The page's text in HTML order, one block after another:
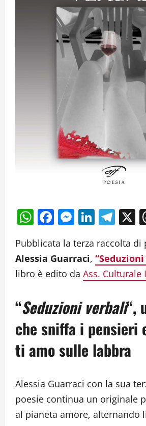
WhatsApp
Facebook X
Pubblicata la terza raccolta di
Alessia Guarraci,
libro è edito da Ass. Culturale
“Seduzioni verbali“,
che sniffa i pensieri
ti amo sulle labbra
Alessia Guarraci con la sua
poesie continua un originale
al pianeta amore, alternando